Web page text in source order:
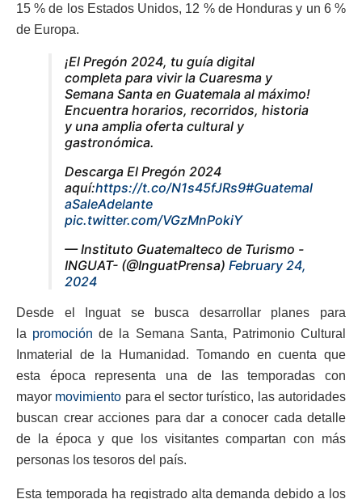
15 % de los Estados Unidos, 12 % de Honduras y un 6 %
de Europa.
¡El Pregón 2024, tu guía digital
completa para vivir la Cuaresma y
Semana Santa en Guatemala al máximo!
Encuentra horarios, recorridos, historia
y una amplia oferta cultural y
gastronómica.
Descarga El Pregón 2024
aquí:https://t.co/N1s45fJRs9#Guatemal
aSaleAdelante
pic.twitter.com/VGzMnPokiY
— Instituto Guatemalteco de Turismo -
INGUAT- (@InguatPrensa) February 24,
2024
Desde el Inguat se busca desarrollar planes para
la promoción de la Semana Santa, Patrimonio Cultural
Inmaterial de la Humanidad. Tomando en cuenta que
esta época representa una de las temporadas con
mayor movimiento para el sector turístico, las autoridades
buscan crear acciones para dar a conocer cada detalle
de la época y que los visitantes compartan con más
personas los tesoros del país.
Esta temporada ha registrado alta demanda debido a los